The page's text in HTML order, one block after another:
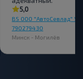
5,0
BS ООО "АвтоСевлад"
790279430
Минск - Могилёв